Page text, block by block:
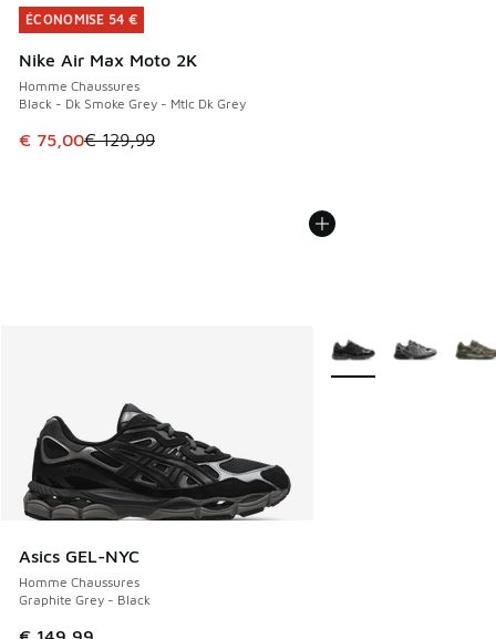
ÉCONOMISE 54 €
Nike Air Max Moto 2K
Homme Chaussures
Black - Dk Smoke Grey - Mtlc Dk Grey
Cet article est en promotion. Prix en baisse de € 129,99 à
€ 75,00€ 129,99
ÉCONOMISE 54 €
Asics GEL-NYC
Homme Chaussures
Graphite Grey - Black
Plus de couleurs